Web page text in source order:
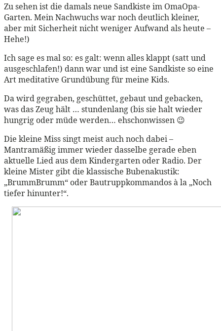
Zu sehen ist die damals neue Sandkiste im OmaOpa-
Garten. Mein Nachwuchs war noch deutlich kleiner,
aber mit Sicherheit nicht weniger Aufwand als heute –
Hehe!)
Ich sage es mal so: es galt: wenn alles klappt (satt und
ausgeschlafen!) dann war und ist eine Sandkiste so eine
Art meditative Grundübung für meine Kids.
Da wird gegraben, geschüttet, gebaut und gebacken,
was das Zeug hält … stundenlang (bis sie halt wieder
hungrig oder müde werden… ehschonwissen 😉
Die kleine Miss singt meist auch noch dabei –
Mantramäßig immer wieder dasselbe gerade eben
aktuelle Lied aus dem Kindergarten oder Radio. Der
kleine Mister gibt die klassische Bubenakustik:
„BrummBrumm“ oder Bautruppkommandos à la „Noch
tiefer hinunter!“.